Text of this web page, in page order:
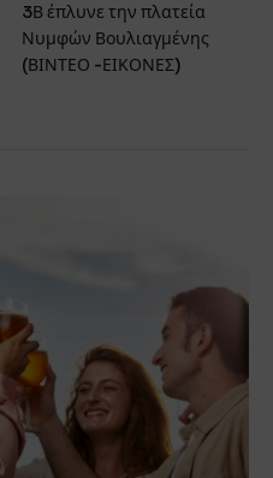
3Β έπλυνε την πλατεία
Νυμφών Βουλιαγμένης
(ΒΙΝΤΕΟ -ΕΙΚΟΝΕΣ)